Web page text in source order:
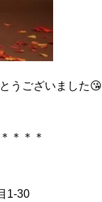
うございました😘
＊＊＊
1-30